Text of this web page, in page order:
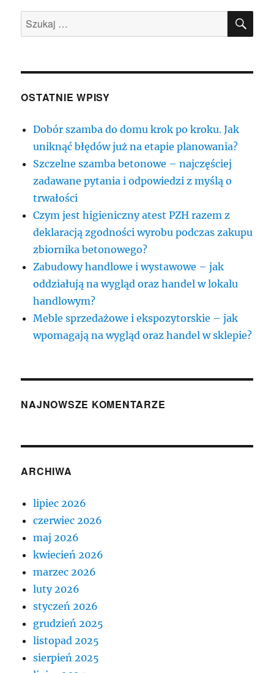
Szukaj:
OSTATNIE WPISY
Dobór szamba do domu krok po kroku. Jak
uniknąć błędów już na etapie planowania?
Szczelne szamba betonowe – najczęściej
zadawane pytania i odpowiedzi z myślą o
trwałości
Czym jest higieniczny atest PZH razem z
deklaracją zgodności wyrobu podczas zakupu
zbiornika betonowego?
Zabudowy handlowe i wystawowe – jak
oddziałują na wygląd oraz handel w lokalu
handlowym?
Meble sprzedażowe i ekspozytorskie – jak
wpomagają na wygląd oraz handel w sklepie?
NAJNOWSZE KOMENTARZE
ARCHIWA
lipiec 2026
czerwiec 2026
maj 2026
kwiecień 2026
marzec 2026
luty 2026
styczeń 2026
grudzień 2025
listopad 2025
sierpień 2025